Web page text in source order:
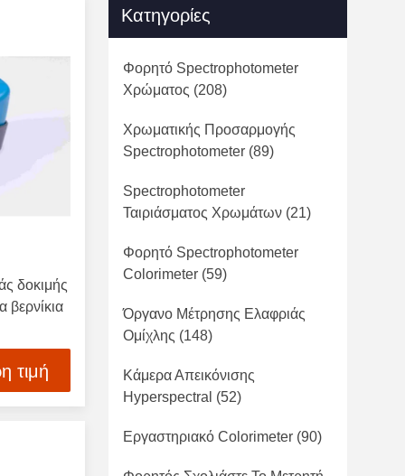
δοκιμής
βερνίκια
τιμή
Κατηγορίες
Φορητό Spectrophotometer
Χρώματος (208)
Χρωματικής Προσαρμογής
Spectrophotometer (89)
Spectrophotometer
Ταιριάσματος Χρωμάτων (21)
Φορητό Spectrophotometer
Colorimeter (59)
Όργανο Μέτρησης Ελαφριάς
Ομίχλης (148)
Κάμερα Απεικόνισης
Hyperspectral (52)
Εργαστηριακό Colorimeter (90)